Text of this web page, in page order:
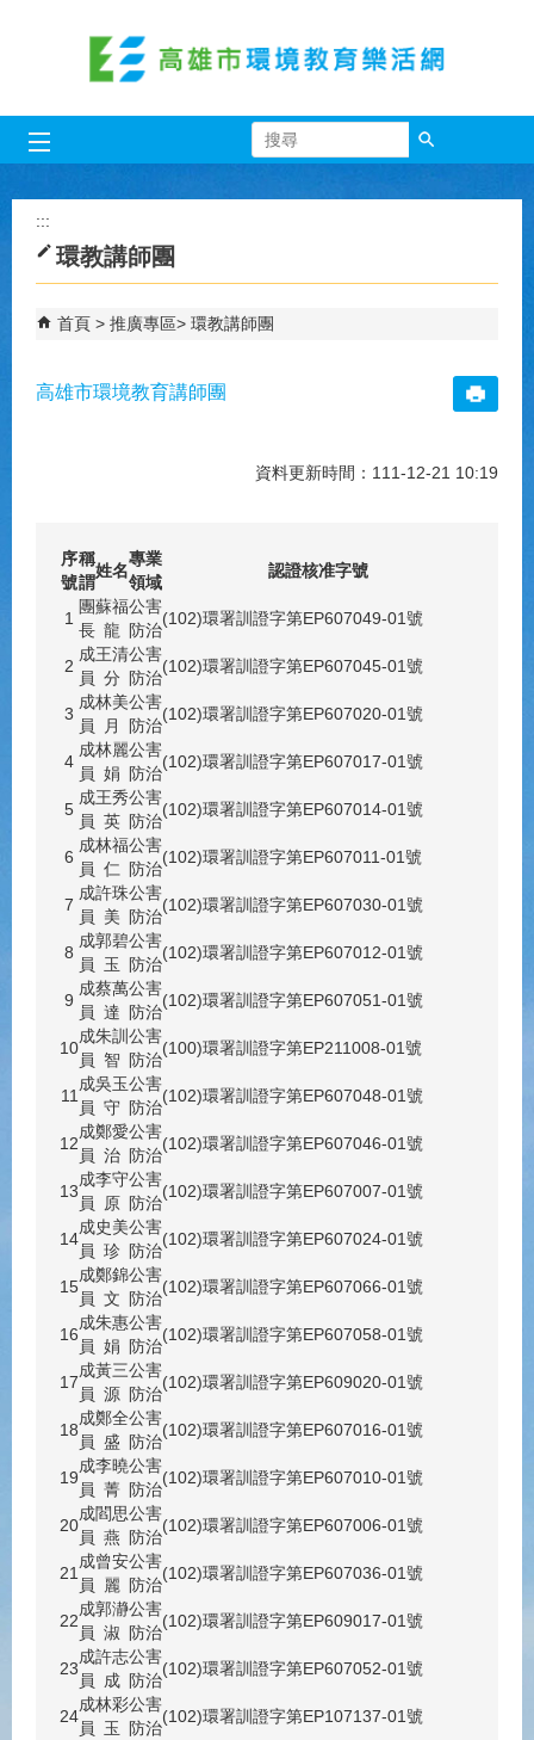
搜尋
:::
環教講師團
首頁 推廣專區 環教講師團
高雄市環境教育講師團
資料更新時間：111-12-21 10:19
序
號
稱
謂
姓名
專業
領域
認證核准字號
1
團
長
蘇福
龍
公害
防治
(102)環署訓證字第EP607049-01號
2
成
員
王清
分
公害
防治
(102)環署訓證字第EP607045-01號
3
成
員
林美
月
公害
防治
(102)環署訓證字第EP607020-01號
4
成
員
林麗
娟
公害
防治
(102)環署訓證字第EP607017-01號
5
成
員
王秀
英
公害
防治
(102)環署訓證字第EP607014-01號
6
成
員
林福
仁
公害
防治
(102)環署訓證字第EP607011-01號
7
成
員
許珠
美
公害
防治
(102)環署訓證字第EP607030-01號
8
成
員
郭碧
玉
公害
防治
(102)環署訓證字第EP607012-01號
9
成
員
蔡萬
達
公害
防治
(102)環署訓證字第EP607051-01號
10
成
員
朱訓
智
公害
防治
(100)環署訓證字第EP211008-01號
11
成
員
吳玉
守
公害
防治
(102)環署訓證字第EP607048-01號
12
成
員
鄭愛
治
公害
防治
(102)環署訓證字第EP607046-01號
13
成
員
李守
原
公害
防治
(102)環署訓證字第EP607007-01號
14
成
員
史美
珍
公害
防治
(102)環署訓證字第EP607024-01號
15
成
員
鄭錦
文
公害
防治
(102)環署訓證字第EP607066-01號
16
成
員
朱惠
娟
公害
防治
(102)環署訓證字第EP607058-01號
17
成
員
黃三
源
公害
防治
(102)環署訓證字第EP609020-01號
18
成
員
鄭全
盛
公害
防治
(102)環署訓證字第EP607016-01號
19
成
員
李曉
菁
公害
防治
(102)環署訓證字第EP607010-01號
20
成
員
閻思
燕
公害
防治
(102)環署訓證字第EP607006-01號
21
成
員
曾安
麗
公害
防治
(102)環署訓證字第EP607036-01號
22
成
員
郭瀞
淑
公害
防治
(102)環署訓證字第EP609017-01號
23
成
員
許志
成
公害
防治
(102)環署訓證字第EP607052-01號
24
成
員
林彩
玉
公害
防治
(102)環署訓證字第EP107137-01號